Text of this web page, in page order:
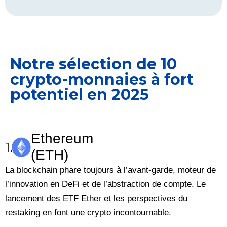
Notre sélection de 10
crypto-monnaies à fort
potentiel en 2025
1.
Ethereum
(ETH)
La blockchain phare toujours à l’avant-garde, moteur de
l’innovation en DeFi et de l’abstraction de compte. Le
lancement des ETF Ether et les perspectives du
restaking en font une crypto incontournable.